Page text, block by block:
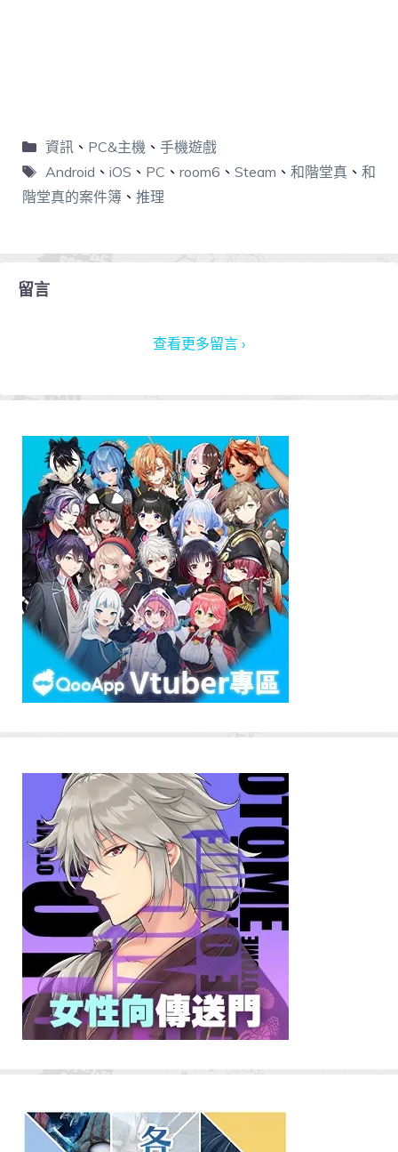
資訊、 PC&主機 、 手機遊戲
Android 、 iOS 、 PC 、 room6 、 Steam 、 和階堂真 、 和
階堂真的案件簿 、 推理
留言
查看更多留言 ›